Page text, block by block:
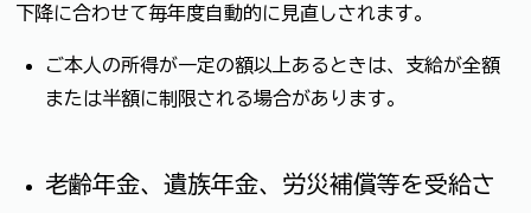
下降に合わせて毎年度自動的に見直しされます。
ご本人の所得が一定の額以上あるときは、支給が全額
または半額に制限される場合があります。
老齢年金、遺族年金、労災補償等を受給さ